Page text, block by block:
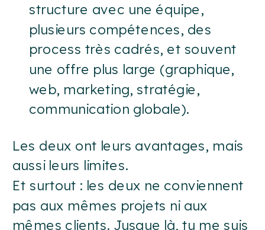
structure avec une équipe,
plusieurs compétences, des
process très cadrés, et souvent
une offre plus large (graphique,
web, marketing, stratégie,
communication globale).
Les deux ont leurs avantages, mais
aussi leurs limites.
Et surtout : les deux ne conviennent
pas aux mêmes projets ni aux
mêmes clients. Jusque là, tu me suis